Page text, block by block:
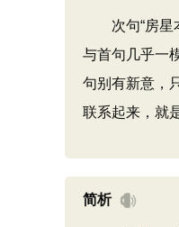
次句“房星本
与首句几乎一
句别有新意，
联系起来，就
简析